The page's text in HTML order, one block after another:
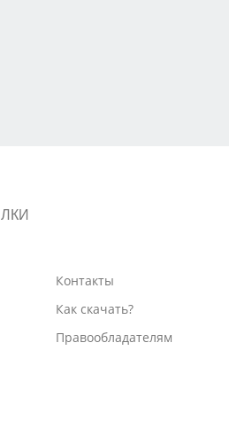
Контакты
Как скачать?
Правообладателям